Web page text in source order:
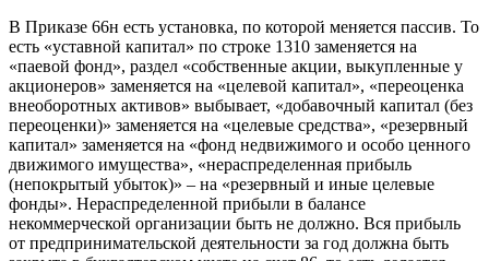
В Приказе 66н есть установка, по которой меняется пассив. То
есть «уставной капитал» по строке 1310 заменяется на
«паевой фонд», раздел «собственные акции, выкупленные у
акционеров» заменяется на «целевой капитал», «переоценка
внеоборотных активов» выбывает, «добавочный капитал (без
переоценки)» заменяется на «целевые средства», «резервный
капитал» заменяется на «фонд недвижимого и особо ценного
движимого имущества», «нераспределенная прибыль
(непокрытый убыток)» – на «резервный и иные целевые
фонды». Нераспределенной прибыли в балансе
некоммерческой организации быть не должно. Вся прибыль
от предпринимательской деятельности за год должна быть